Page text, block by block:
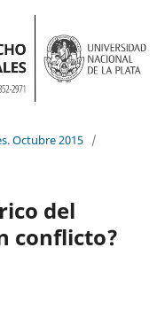
Octubre 2015 /
del
conflicto?